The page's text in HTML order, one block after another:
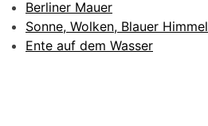
Berliner Mauer
Sonne, Wolken, Blauer Himmel
Ente auf dem Wasser